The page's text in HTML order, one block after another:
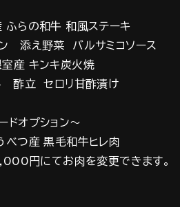
らの和牛 和風ステーキ
え野菜 バルサミコソース
キンキ炭火焼
立 セロリ甘酢漬け
ドオプション～
つ産 黒毛和牛ヒレ肉
円にてお肉を変更できます。